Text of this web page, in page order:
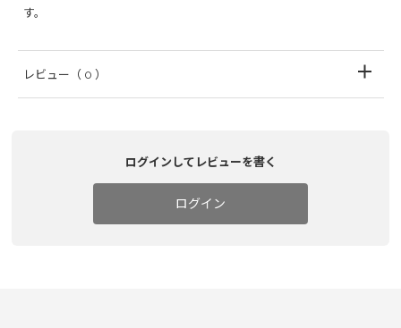
す。
レビュー （ 0 ）
ログインしてレビューを書く
ログイン